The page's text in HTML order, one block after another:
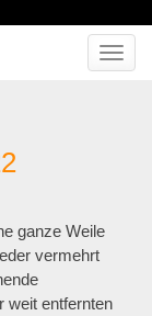
ein-/
ganze Weile
vermehrt
weit entfernten